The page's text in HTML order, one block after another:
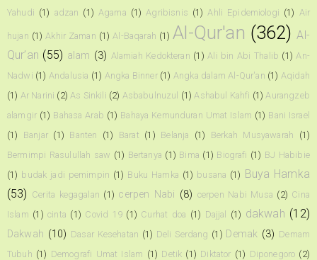
Yahudi (1) adzan (1) Agama (1) Agribisnis (1) Ahli Epidemiologi (1) Air
hujan (1) Akhir Zaman (1) Al-Baqarah (1) Al-Qur'an (362) Al-
Qur’an (55) alam (3) Alamiah Kedokteran (1) Ali bin Abi Thalib (1) An-
Nadwi (1) Andalusia (1) Angka Binner (1) Angka dalam Al-Qur'an (1) Aqidah
(1) Ar Narini (2) As Sinkili (2) Asbabulnuzul (1) Ashabul Kahfi (1) Aurangzeb
alamgir (1) Bahasa Arab (1) Bahaya Kemunduran Umat Islam (1) Bani Israel
(1)
Banjar (1) Banten (1) Barat (1) Belanja (1) Berkah Musyawarah
(1)
Bermimpi Rasulullah saw (1) Bertanya (1) Bima (1) Biografi (1) BJ Habibie
(1) budak jadi pemimpin (1) Buku Hamka (1) busana (1) Buya Hamka
(53) Cerita kegagalan (1) cerpen Nabi (8) cerpen Nabi Musa (2) Cina
Islam (1) cinta (1) Covid 19 (1) Curhat doa (1) Dajjal (1) dakwah (12)
Dakwah (10) Dasar Kesehatan (1) Deli Serdang (1) Demak (3) Demam
Tubuh (1) Demografi Umat Islam (1) Detik (1) Diktator (1) Diponegoro (2)